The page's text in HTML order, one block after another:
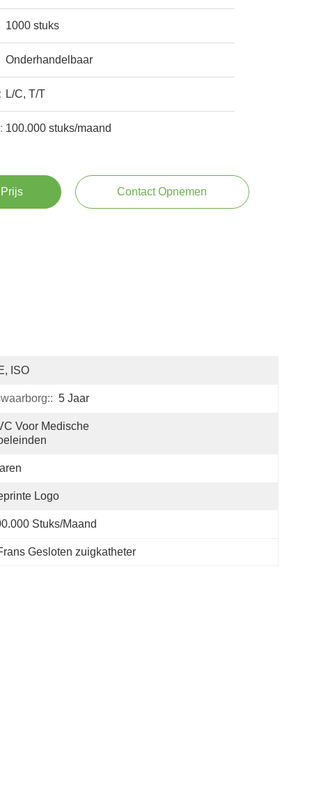
1000 stuks
Onderhandelbaar
L/C, T/T
100.000 stuks/maand
Contact Opnemen
ISO
5 Jaar
Voor Medische
Logo
Stuks/maand
Gesloten zuigkatheter